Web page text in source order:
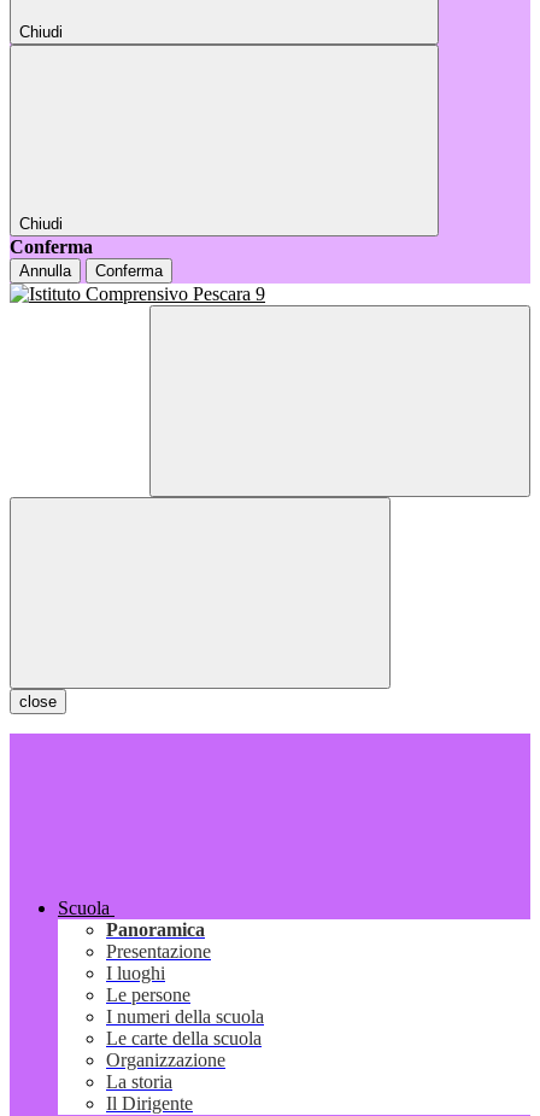
Chiudi
Chiudi
Conferma
Annulla Conferma
close
Scuola
Panoramica
Presentazione
I luoghi
Le persone
I numeri della scuola
Le carte della scuola
Organizzazione
La storia
Il Dirigente